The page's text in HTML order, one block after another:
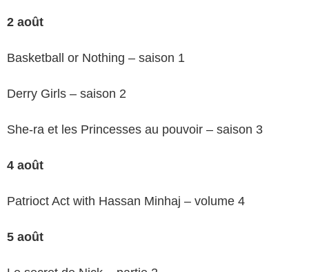
2 août
Basketball or Nothing – saison 1
Derry Girls – saison 2
She-ra et les Princesses au pouvoir – saison 3
4 août
Patrioct Act with Hassan Minhaj – volume 4
5 août